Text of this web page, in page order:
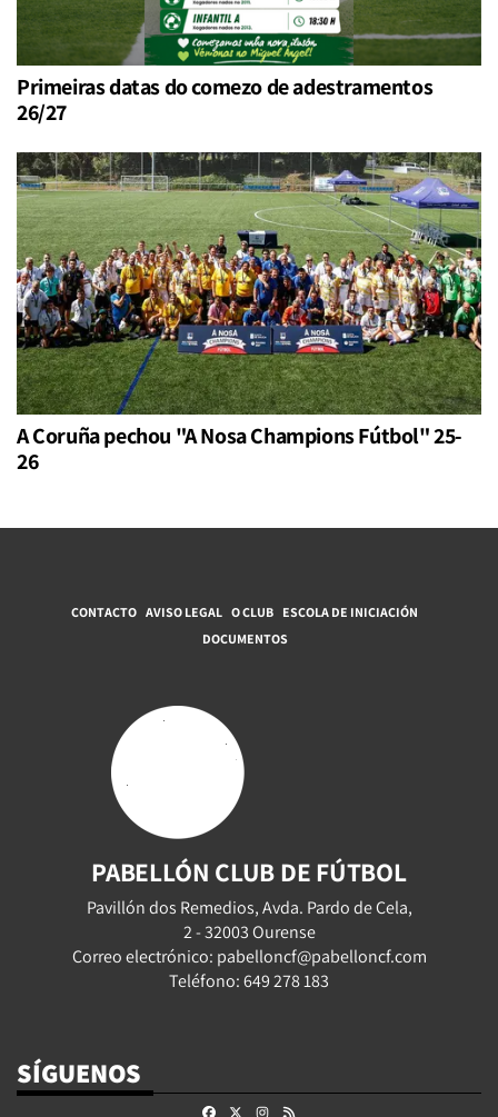
Primeiras datas do comezo de adestramentos
26/27
A Coruña pechou "A Nosa Champions Fútbol" 25-
26
CONTACTO AVISO LEGAL O CLUB ESCOLA DE INICIACIÓN
DOCUMENTOS
PABELLÓN CLUB DE FÚTBOL
Pavillón dos Remedios, Avda. Pardo de Cela,
2 - 32003 Ourense
Correo electrónico: pabelloncf@pabelloncf.com
Teléfono: 649 278 183
SÍGUENOS
FacebookInstagram